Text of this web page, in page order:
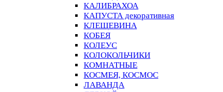
КАЛИБРАХОА
КАПУСТА декоративная
КЛЕЩЕВИНА
КОБЕЯ
КОЛЕУС
КОЛОКОЛЬЧИКИ
КОМНАТНЫЕ
КОСМЕЯ, КОСМОС
ЛАВАНДА